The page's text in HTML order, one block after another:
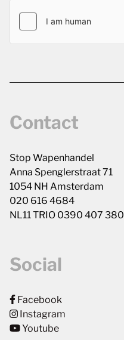
Contact
Stop Wapenhandel
Anna Spenglerstraat 71
1054 NH Amsterdam
020 616 4684
NL11 TRIO 0390 407 380
Social
Facebook
Instagram
Youtube